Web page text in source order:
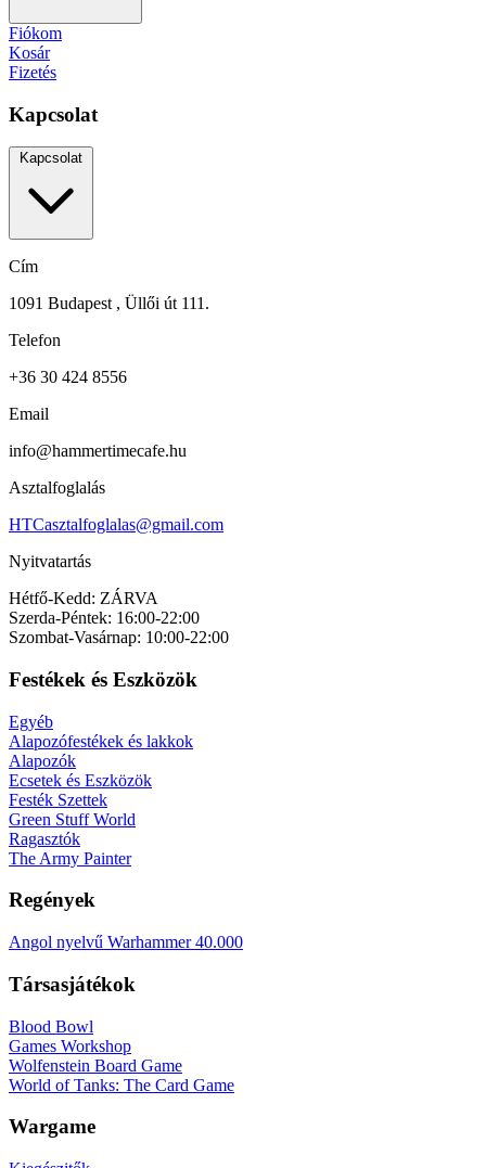
Fiókom
Kosár
Fizetés
Kapcsolat
Kapcsolat
Cím
1091 Budapest , Üllői út 111.
Telefon
+36 30 424 8556
Email
info@hammertimecafe.hu
Asztalfoglalás
HTCasztalfoglalas@gmail.com
Nyitvatartás
Hétfő-Kedd: ZÁRVA
Szerda-Péntek: 16:00-22:00
Szombat-Vasárnap: 10:00-22:00
Festékek és Eszközök
Egyéb
Alapozófestékek és lakkok
Alapozók
Ecsetek és Eszközök
Festék Szettek
Green Stuff World
Ragasztók
The Army Painter
Regények
Angol nyelvű Warhammer 40.000
Társasjátékok
Blood Bowl
Games Workshop
Wolfenstein Board Game
World of Tanks: The Card Game
Wargame